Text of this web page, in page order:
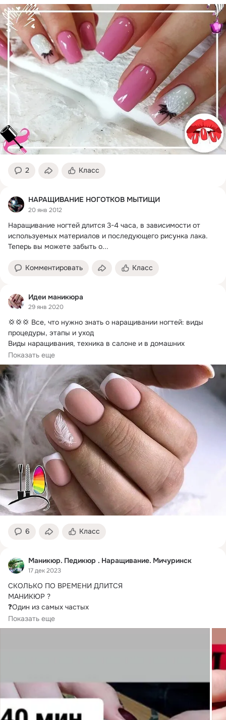
2 Класс
НАРАЩИВАНИЕ НОГОТКОВ МЫТИЩИ
20 янв 2012
Наращивание ногтей длится 3-4 часа, в зависимости от
используемых материалов и последующего рисунка лака.
Теперь вы можете забыть о...
Комментировать Класс
Идеи маникюра
29 янв 2020
💢💢💢 Все, что нужно знать о наращивании ногтей: виды
процедуры, этапы и уход
Виды наращивания, техника в салоне и в домашних
условиях,...
Показать еще
6 Класс
Маникюр. Педикюр . Наращивание. Мичуринск
17 дек 2023
СКОЛЬКО ПО ВРЕМЕНИ ДЛИТСЯ
МАНИКЮР ?
❓Один из самых частых
вопросов новых клиентов.
Расскажу:
Показать еще